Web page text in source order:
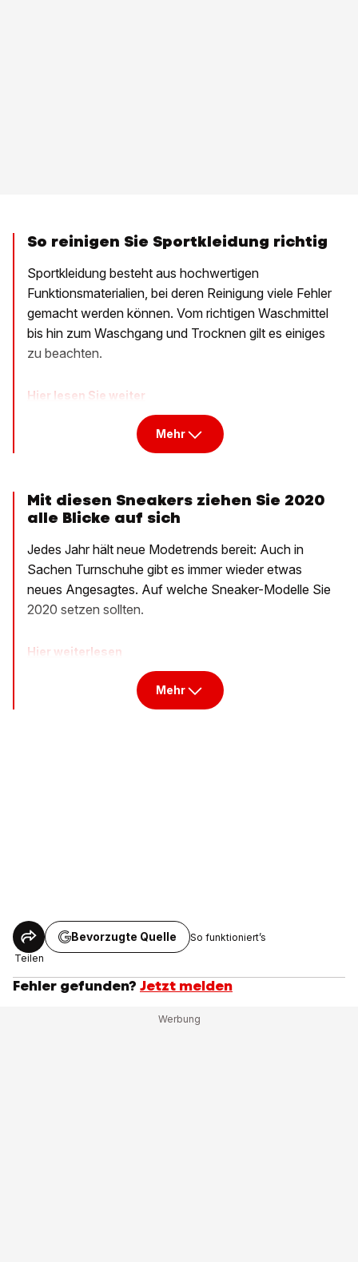
So reinigen Sie Sportkleidung richtig
Sportkleidung besteht aus hochwertigen
Funktionsmaterialien, bei deren Reinigung viele Fehler
gemacht werden können. Vom richtigen Waschmittel
bis hin zum Waschgang und Trocknen gilt es einiges
zu beachten.
Hier lesen Sie weiter
Mehr
Mit diesen Sneakers ziehen Sie 2020
alle Blicke auf sich
Jedes Jahr hält neue Modetrends bereit: Auch in
Sachen Turnschuhe gibt es immer wieder etwas
neues Angesagtes. Auf welche Sneaker-Modelle Sie
2020 setzen sollten.
Hier weiterlesen
Mehr
Teilen
Bevorzugte Quelle So funktioniert’s
Fehler gefunden? Jetzt melden